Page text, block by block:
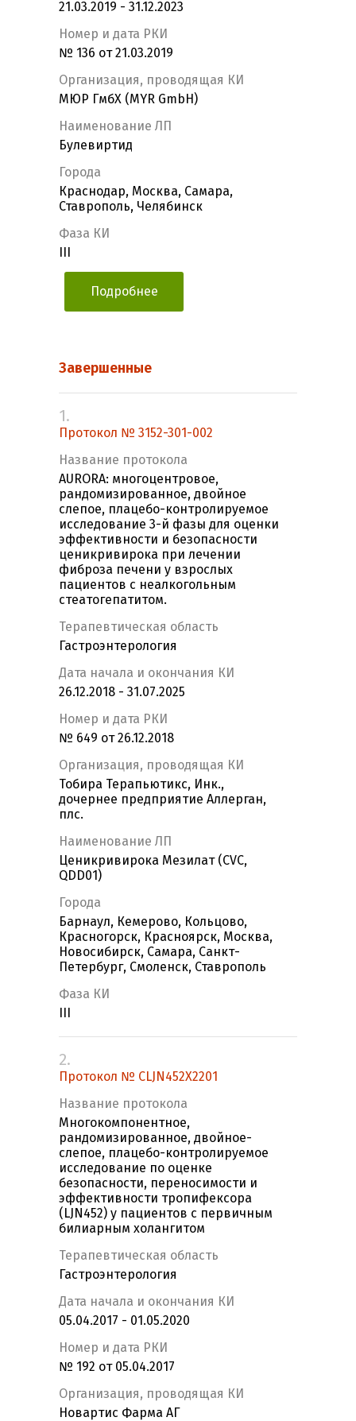
21.03.2019 - 31.12.2023
Номер и дата РКИ
№ 136 от 21.03.2019
Организация, проводящая КИ
МЮР ГмбХ (MYR GmbH)
Наименование ЛП
Булевиртид
Города
Краснодар, Москва, Самара,
Ставрополь, Челябинск
Фаза КИ
Подробнее
Завершенные
1.
Протокол № 3152-301-002
Название протокола
AURORA: многоцентровое,
рандомизированное, двойное
слепое, плацебо-контролируемое
исследование 3-й фазы для оценки
эффективности и безопасности
ценикривирока при лечении
фиброза печени у взрослых
пациентов с неалкогольным
стеатогепатитом.
Терапевтическая область
Гастроэнтерология
Дата начала и окончания КИ
26.12.2018 - 31.07.2025
Номер и дата РКИ
№ 649 от 26.12.2018
Организация, проводящая КИ
Тобира Терапьютикс, Инк.,
дочернее предприятие Аллерган,
плс.
Наименование ЛП
Ценикривирока Мезилат (CVC,
QDD01)
Города
Барнаул, Кемерово, Кольцово,
Красногорск, Красноярск, Москва,
Новосибирск, Самара, Санкт-
Петербург, Смоленск, Ставрополь
Фаза КИ
2.
Протокол № CLJN452X2201
Название протокола
Многокомпонентное,
рандомизированное, двойное-
слепое, плацебо-контролируемое
исследование по оценке
безопасности, переносимости и
эффективности тропифексора
(LJN452) у пациентов с первичным
билиарным холангитом
Терапевтическая область
Гастроэнтерология
Дата начала и окончания КИ
05.04.2017 - 01.05.2020
Номер и дата РКИ
№ 192 от 05.04.2017
Организация, проводящая КИ
Новартис Фарма АГ